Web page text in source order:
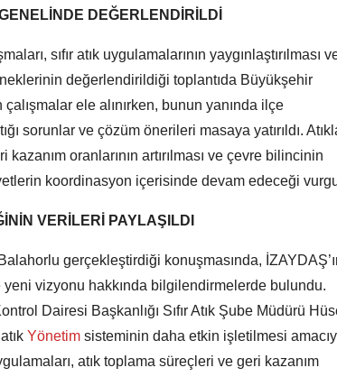
DEĞERLENDİRİLDİ
sıfır atık uygulamalarının yaygınlaştırılması
değerlendirildiği toplantıda Büyükşehir
ele alınırken, bunun yanında ilçe
sorunlar ve çözüm önerileri masaya yatırıldı.
kazanım oranlarının artırılması ve çevre bilincinin
koordinasyon içerisinde devam edeceği
VERİLERİ PAYLAŞILDI
gerçekleştirdiği konuşmasında,
yeni vizyonu hakkında bilgilendirmelerde bulundu.
Dairesi Başkanlığı Sıfır Atık Şube Müdürü
Yönetim sisteminin daha etkin işletilmesi
atık toplama süreçleri ve geri kazanım